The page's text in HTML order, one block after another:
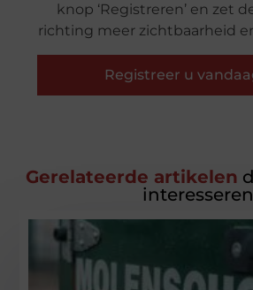
knop ‘Registreren’ en zet
richting meer zichtbaarheid
Registreer u
Gerelateerde artikelen
interesseren